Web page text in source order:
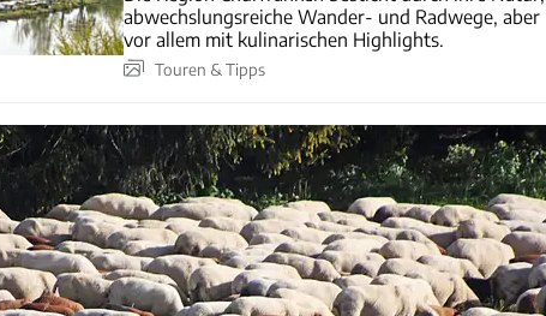
abwechslungsreiche Wander- und Radwege, aber
vor allem mit kulinarischen Highlights.
Touren & Tipps